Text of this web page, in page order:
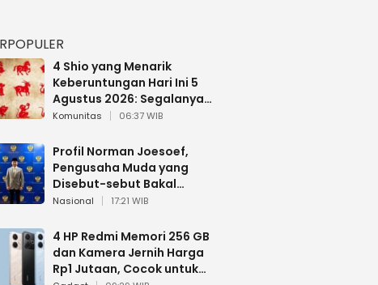
4 Shio yang Menarik
Keberuntungan Hari Ini 5
Agustus 2026: Segalanya
Berjalan Lancar
Komunitas 06:37 WIB
Profil Norman Joesoef,
Pengusaha Muda yang
Disebut-sebut Bakal
Dilantik Jadi Wamenhan RI
Nasional 17:21 WIB
4 HP Redmi Memori 256 GB
dan Kamera Jernih Harga
Rp1 Jutaan, Cocok untuk